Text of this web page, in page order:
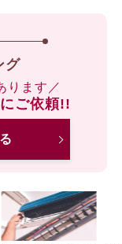
グ
ります／
ご依頼!!